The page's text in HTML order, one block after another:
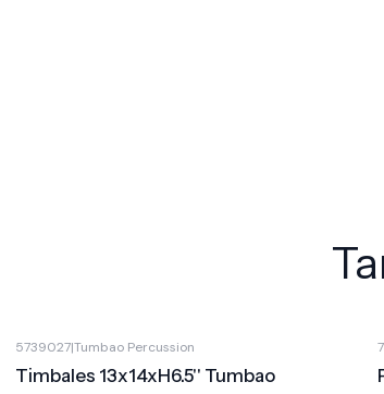
5739027|Tumbao Percussion
Timbales 13x14xH6.5'' Tumbao